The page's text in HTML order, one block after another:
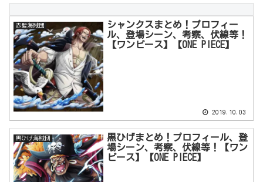
赤髪海賊団
シャンクスまとめ！プロフィー
ル、登場シーン、考察、伏線等！
【ワンピース】【ONE PIECE】
2019.10.03
黒ひげ海賊団
黒ひげまとめ！プロフィール、登
場シーン、考察、伏線等！【ワン
ピース】【ONE PIECE】